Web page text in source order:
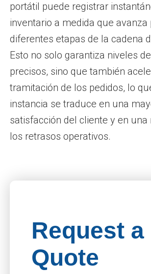
portátil puede registrar
inventario a medida que avanza
diferentes etapas de la cadena
Esto no solo garantiza niveles
precisos, sino que también
tramitación de los pedidos, lo
instancia se traduce en una
satisfacción del cliente y en una
los retrasos operativos.